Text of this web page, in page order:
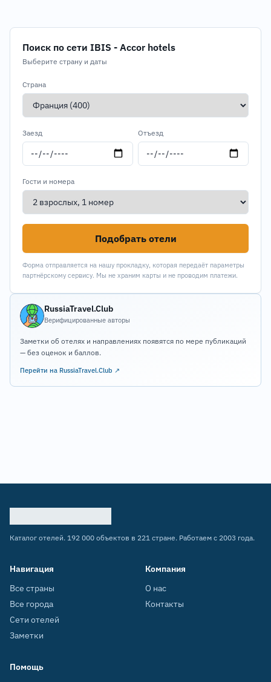
Поиск по сети IBIS - Accor hotels
Выберите страну и даты
Страна
Заезд Отъезд
Гости и номера
Подобрать отели
Форма отправляется на нашу прокладку, которая передаёт параметры
партнёрскому сервису. Мы не храним карты и не проводим платежи.
RussiaTravel.Club
Верифицированные авторы
Заметки об отелях и направлениях появятся по мере публикаций
— без оценок и баллов.
Перейти на RussiaTravel.Club ↗
Каталог отелей. 192 000 объектов в 221 стране. Работаем с 2003 года.
Навигация
Все страны
Все города
Сети отелей
Заметки
Компания
О нас
Контакты
Помощь